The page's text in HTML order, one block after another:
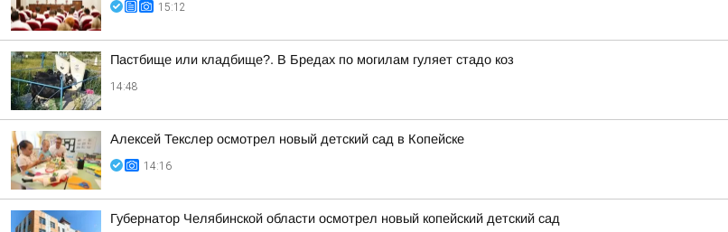
15:12
Пастбище или кладбище?. В Бредах по могилам гуляет стадо коз
14:48
Алексей Текслер осмотрел новый детский сад в Копейске
14:16
Губернатор Челябинской области осмотрел новый копейский детский сад